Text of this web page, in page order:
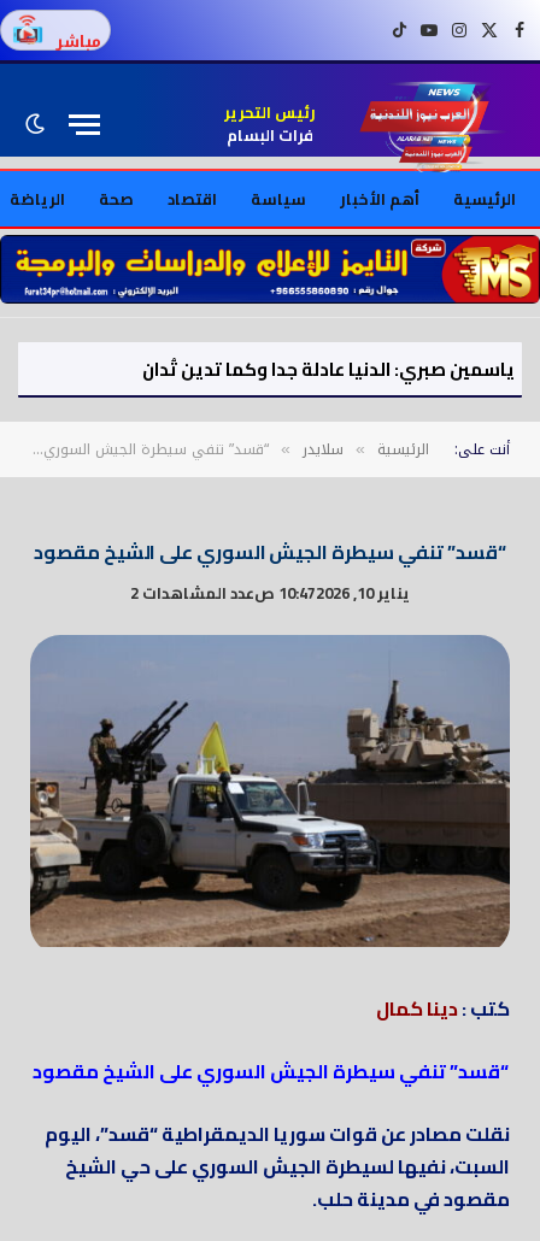
فيسبوكX (Twitter)
إنستغراميوتيوبتيك توك مباشر
رئيس التحرير
فرات البسام
الرئيسية أهم الأخبار سياسة اقتصاد صحة الرياضة
ياسمين صبري: الدنيا عادلة جدا وكما تدين تُدان
أنت على: الرئيسية » سلايدر » “قسد” تنفي سيطرة الجيش السوري على الشيخ مقصود
“قسد” تنفي سيطرة الجيش السوري على الشيخ مقصود
يناير 10, 2026 10:47 ص عدد المشاهدات 2
كتب :دينا كمال
“قسد” تنفي سيطرة الجيش السوري على الشيخ مقصود
نقلت مصادر عن قوات سوريا الديمقراطية “قسد”، اليوم
السبت، نفيها لسيطرة الجيش السوري على حي الشيخ
مقصود في مدينة حلب.